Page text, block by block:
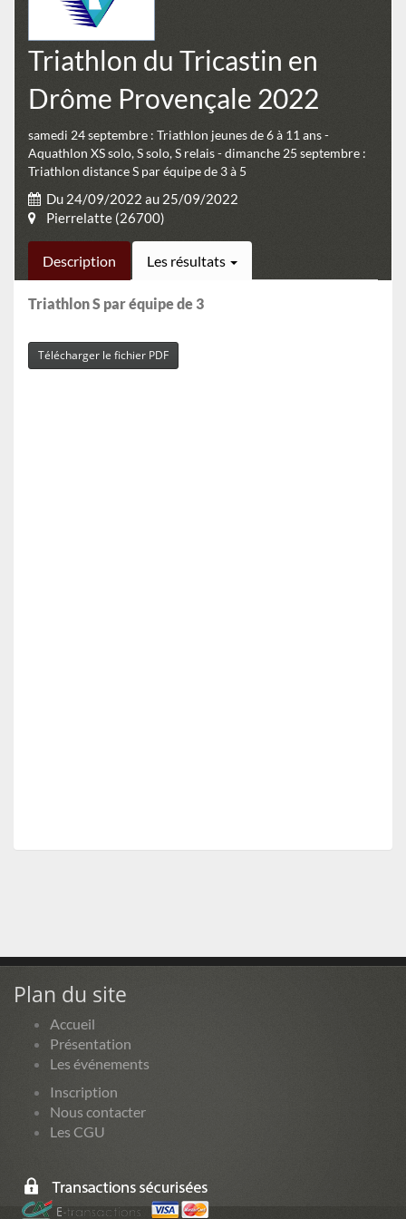
Triathlon du Tricastin en
Drôme Provençale 2022
samedi 24 septembre : Triathlon jeunes de 6 à 11 ans -
Aquathlon XS solo, S solo, S relais - dimanche 25 septembre :
Triathlon distance S par équipe de 3 à 5
Du 24/09/2022 au 25/09/2022
Pierrelatte (26700)
Description Les résultats
Triathlon S par équipe de 3
Télécharger le fichier PDF
Plan du site
Accueil
Présentation
Les événements
Inscription
Nous contacter
Les CGU